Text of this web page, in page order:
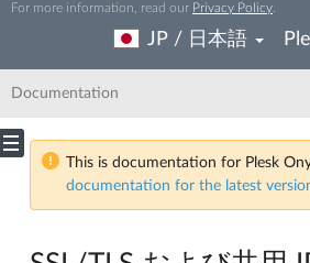
For more information, read our Privacy Policy
JP / 日本語
Documentation
This is documentation for Plesk
documentation for the latest